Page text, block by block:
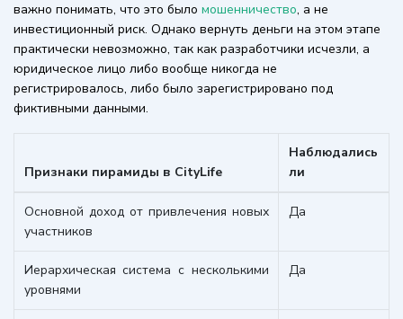
важно понимать, что это было мошенничество, а не
инвестиционный риск. Однако вернуть деньги на этом этапе
практически невозможно, так как разработчики исчезли, а
юридическое лицо либо вообще никогда не
регистрировалось, либо было зарегистрировано под
фиктивными данными.
Признаки пирамиды в CityLife
Наблюдались
ли
Основной доход от привлечения новых
участников
Да
Иерархическая система с несколькими
уровнями
Да